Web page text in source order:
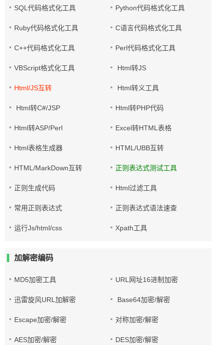
SQL代码格式化工具 Python代码格式化工具
Ruby代码格式化工具 C语言代码格式化工具
C++代码格式化工具 Perl代码格式化工具
VBScript格式化工具 Html转JS
Html/JS互转 Html转义工具
Html转C#/JSP Html转PHP代码
Html转ASP/Perl Excel转HTML表格
Html表格生成器 HTML/UBB互转
HTML/MarkDown互转 正则表达式测试工具
正则生成代码 Html过滤工具
常用正则表达式 正则表达式语法速查
运行Js/html/css Xpath工具
加解密编码
MD5加密工具 URL网址16进制加密
迅雷旋风URL加解密 Base64加密/解密
Escape加密/解密 对称加密/解密
AES加密/解密 DES加密/解密